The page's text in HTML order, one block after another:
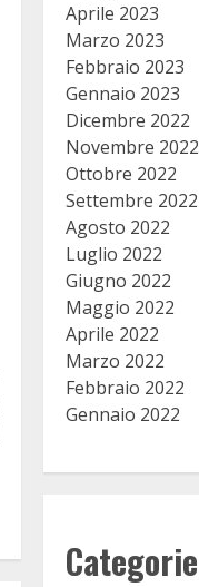
Aprile 2023
Marzo 2023
Febbraio 2023
Gennaio 2023
Dicembre 2022
Novembre 2022
Ottobre 2022
Settembre 2022
Agosto 2022
Luglio 2022
Giugno 2022
Maggio 2022
Aprile 2022
Marzo 2022
Febbraio 2022
Gennaio 2022
Categorie